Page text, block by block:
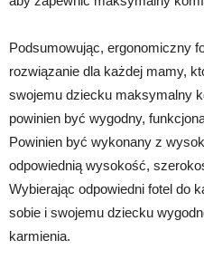
Podsumowując, ergonomiczny
rozwiązanie dla każdej mamy,
swojemu dziecku maksymalny
powinien być wygodny,
Powinien być wykonany z
odpowiednią wysokość,
Wybierając odpowiedni fotel do
sobie i swojemu dziecku
karmienia.